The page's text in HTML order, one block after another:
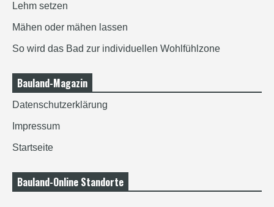
Lehm setzen
Mähen oder mähen lassen
So wird das Bad zur individuellen Wohlfühlzone
Bauland-Magazin
Datenschutzerklärung
Impressum
Startseite
Bauland-Online Standorte